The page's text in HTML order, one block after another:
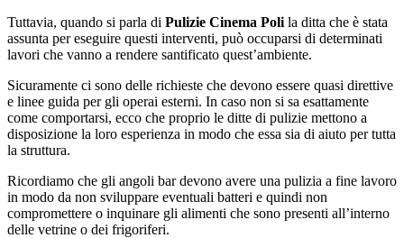
Tuttavia, quando si parla di Pulizie Cinema Poli la ditta che è stata
assunta per eseguire questi interventi, può occuparsi di determinati
lavori che vanno a rendere santificato quest’ambiente.
Sicuramente ci sono delle richieste che devono essere quasi direttive
e linee guida per gli operai esterni. In caso non si sa esattamente
come comportarsi, ecco che proprio le ditte di pulizie mettono a
disposizione la loro esperienza in modo che essa sia di aiuto per tutta
la struttura.
Ricordiamo che gli angoli bar devono avere una pulizia a fine lavoro
in modo da non sviluppare eventuali batteri e quindi non
compromettere o inquinare gli alimenti che sono presenti all’interno
delle vetrine o dei frigoriferi.